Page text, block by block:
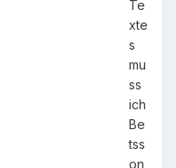
Te
xte
s
mu
ss
ich
Be
tss
on